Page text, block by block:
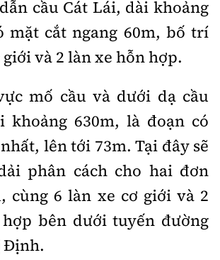
cầu Cát Lái, dài khoảng
mặt cắt ngang 60m, bố trí
giới và 2 làn xe hỗn hợp.
mố cầu và dưới dạ cầu
khoảng 630m, là đoạn có
lên tới 73m. Tại đây sẽ
phân cách cho hai đơn
cùng 6 làn xe cơ giới và 2
bên dưới tuyến đường
Định.